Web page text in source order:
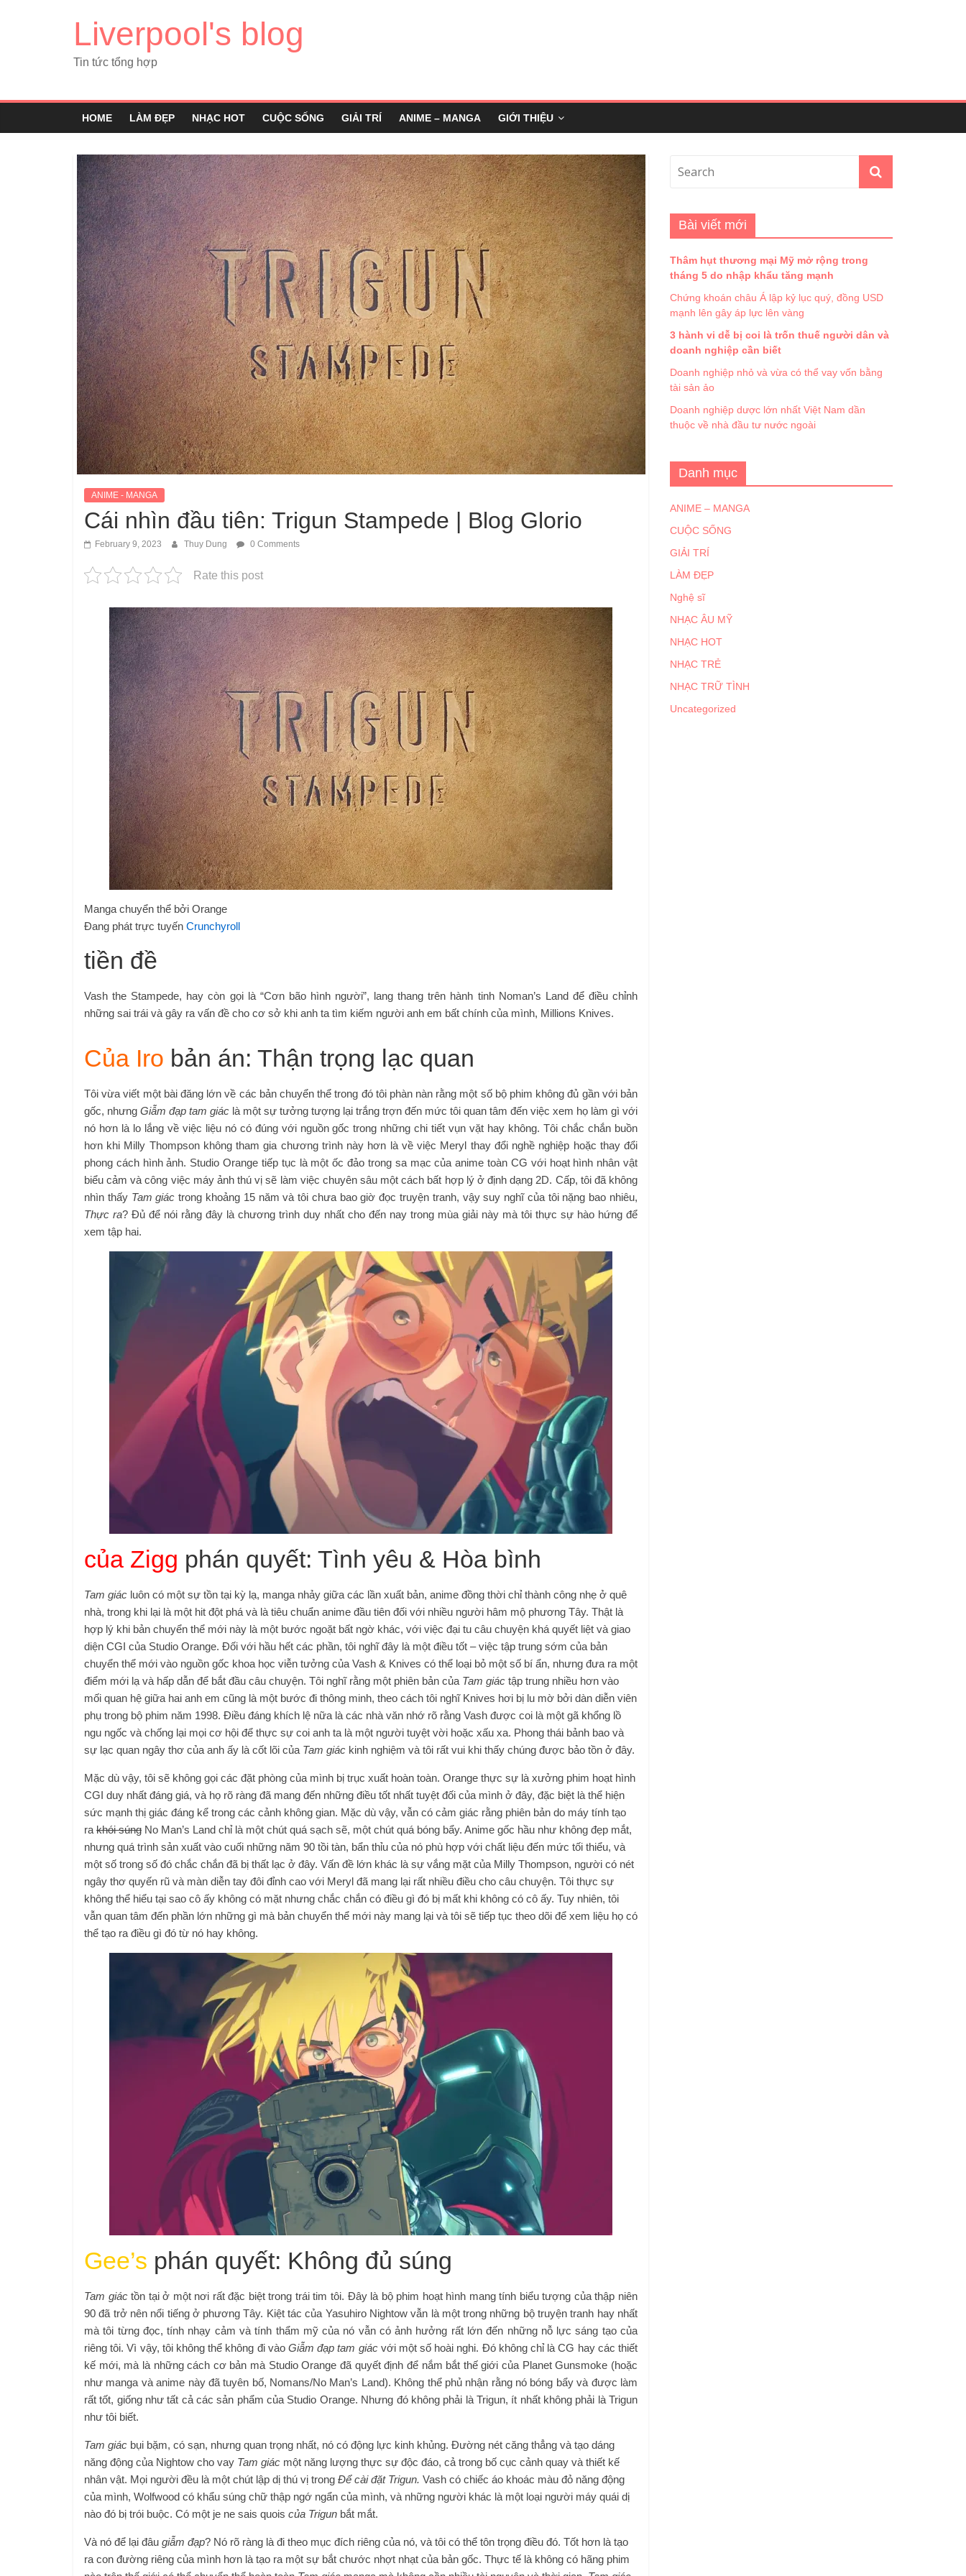
Liverpool's blog
Tin tức tổng hợp
HOME LÀM ĐẸP NHẠC HOT CUỘC SỐNG GIẢI TRÍ ANIME – MANGA GIỚI THIỆU
ANIME - MANGA
Cái nhìn đầu tiên: Trigun Stampede | Blog Glorio
February 9, 2023 Thuy Dung 0 Comments
Rate this post
Manga chuyển thể bởi Orange
Đang phát trực tuyến Crunchyroll
tiền đề
Vash the Stampede, hay còn gọi là “Cơn bão hình người”, lang thang trên hành tinh Noman’s Land để điều chỉnh
những sai trái và gây ra vấn đề cho cơ sở khi anh ta tìm kiếm người anh em bất chính của mình, Millions Knives.
Của Iro bản án: Thận trọng lạc quan
Tôi vừa viết một bài đăng lớn về các bản chuyển thể trong đó tôi phàn nàn rằng một số bộ phim không đủ gần với bản
gốc, nhưng Giẫm đạp tam giác là một sự tưởng tượng lại trắng trợn đến mức tôi quan tâm đến việc xem họ làm gì với
nó hơn là lo lắng về việc liệu nó có đúng với nguồn gốc trong những chi tiết vụn vặt hay không. Tôi chắc chắn buồn
hơn khi Milly Thompson không tham gia chương trình này hơn là về việc Meryl thay đổi nghề nghiệp hoặc thay đổi
phong cách hình ảnh. Studio Orange tiếp tục là một ốc đảo trong sa mạc của anime toàn CG với hoạt hình nhân vật
biểu cảm và công việc máy ảnh thú vị sẽ làm việc chuyên sâu một cách bất hợp lý ở định dạng 2D. Cấp, tôi đã không
nhìn thấy Tam giác trong khoảng 15 năm và tôi chưa bao giờ đọc truyện tranh, vậy suy nghĩ của tôi nặng bao nhiêu,
Thực ra? Đủ để nói rằng đây là chương trình duy nhất cho đến nay trong mùa giải này mà tôi thực sự hào hứng để
xem tập hai.
của Zigg phán quyết: Tình yêu & Hòa bình
Tam giác luôn có một sự tồn tại kỳ lạ, manga nhảy giữa các lần xuất bản, anime đồng thời chỉ thành công nhẹ ở quê
nhà, trong khi lại là một hit đột phá và là tiêu chuẩn anime đầu tiên đối với nhiều người hâm mộ phương Tây. Thật là
hợp lý khi bản chuyển thể mới này là một bước ngoặt bất ngờ khác, với việc đại tu câu chuyện khá quyết liệt và giao
diện CGI của Studio Orange. Đối với hầu hết các phần, tôi nghĩ đây là một điều tốt – việc tập trung sớm của bản
chuyển thể mới vào nguồn gốc khoa học viễn tưởng của Vash & Knives có thể loại bỏ một số bí ẩn, nhưng đưa ra một
điểm mới lạ và hấp dẫn để bắt đầu câu chuyện. Tôi nghĩ rằng một phiên bản của Tam giác tập trung nhiều hơn vào
mối quan hệ giữa hai anh em cũng là một bước đi thông minh, theo cách tôi nghĩ Knives hơi bị lu mờ bởi dàn diễn viên
phụ trong bộ phim năm 1998. Điều đáng khích lệ nữa là các nhà văn nhớ rõ rằng Vash được coi là một gã khổng lồ
ngu ngốc và chống lại mọi cơ hội để thực sự coi anh ta là một người tuyệt vời hoặc xấu xa. Phong thái bảnh bao và
sự lạc quan ngây thơ của anh ấy là cốt lõi của Tam giác kinh nghiệm và tôi rất vui khi thấy chúng được bảo tồn ở đây.
Mặc dù vậy, tôi sẽ không gọi các đặt phòng của mình bị trục xuất hoàn toàn. Orange thực sự là xưởng phim hoạt hình
CGI duy nhất đáng giá, và họ rõ ràng đã mang đến những điều tốt nhất tuyệt đối của mình ở đây, đặc biệt là thể hiện
sức mạnh thị giác đáng kể trong các cảnh không gian. Mặc dù vậy, vẫn có cảm giác rằng phiên bản do máy tính tạo
ra khói súng No Man’s Land chỉ là một chút quá sạch sẽ, một chút quá bóng bẩy. Anime gốc hầu như không đẹp mắt,
nhưng quá trình sản xuất vào cuối những năm 90 tồi tàn, bẩn thỉu của nó phù hợp với chất liệu đến mức tối thiểu, và
một số trong số đó chắc chắn đã bị thất lạc ở đây. Vấn đề lớn khác là sự vắng mặt của Milly Thompson, người có nét
ngây thơ quyến rũ và màn diễn tay đôi đỉnh cao với Meryl đã mang lại rất nhiều điều cho câu chuyện. Tôi thực sự
không thể hiểu tại sao cô ấy không có mặt nhưng chắc chắn có điều gì đó bị mất khi không có cô ấy. Tuy nhiên, tôi
vẫn quan tâm đến phần lớn những gì mà bản chuyển thể mới này mang lại và tôi sẽ tiếp tục theo dõi để xem liệu họ có
thể tạo ra điều gì đó từ nó hay không.
Gee’s phán quyết: Không đủ súng
Tam giáctồn tại ở một nơi rất đặc biệt trong trái tim tôi. Đây là bộ phim hoạt hình mang tính biểu tượng của thập niên
90 đã trở nên nổi tiếng ở phương Tây. Kiệt tác của Yasuhiro Nightow vẫn là một trong những bộ truyện tranh hay nhất
mà tôi từng đọc, tính nhạy cảm và tính thẩm mỹ của nó vẫn có ảnh hưởng rất lớn đến những nỗ lực sáng tạo của
riêng tôi. Vì vậy, tôi không thể không đi vào Giẫm đạp tam giácvới một số hoài nghi. Đó không chỉ là CG hay các thiết
kế mới, mà là những cách cơ bản mà Studio Orange đã quyết định để nắm bắt thế giới của Planet Gunsmoke (hoặc
như manga và anime này đã tuyên bố, Nomans/No Man’s Land). Không thể phủ nhận rằng nó bóng bẩy và được làm
rất tốt, giống như tất cả các sản phẩm của Studio Orange. Nhưng đó không phải là Trigun, ít nhất không phải là Trigun
như tôi biết.
Tam giác bụi bặm, có sạn, nhưng quan trọng nhất, nó có động lực kinh khủng. Đường nét căng thẳng và tạo dáng
năng động của Nightow cho vay Tam giác một năng lượng thực sự độc đáo, cả trong bố cục cảnh quay và thiết kế
nhân vật. Mọi người đều là một chút lập dị thú vị trong Để cài đặt Trigun. Vash có chiếc áo khoác màu đỏ năng động
của mình, Wolfwood có khẩu súng chữ thập ngớ ngẩn của mình, và những người khác là một loại người máy quái dị
nào đó bị trói buộc. Có một je ne sais quois của Trigun bắt mắt.
Và nó để lại đâu giẫm đạp? Nó rõ ràng là đi theo mục đích riêng của nó, và tôi có thể tôn trọng điều đó. Tốt hơn là tạo
ra con đường riêng của mình hơn là tạo ra một sự bắt chước nhợt nhạt của bản gốc. Thực tế là không có hãng phim
Bài viết mới
Thâm hụt thương mại Mỹ mở rộng trong
tháng 5 do nhập khẩu tăng mạnh
Chứng khoán châu Á lập kỷ lục quý, đồng USD
mạnh lên gây áp lực lên vàng
3 hành vi dễ bị coi là trốn thuế người dân và
doanh nghiệp cần biết
Doanh nghiệp nhỏ và vừa có thể vay vốn bằng
tài sản ảo
Doanh nghiệp dược lớn nhất Việt Nam dần
thuộc về nhà đầu tư nước ngoài
Danh mục
ANIME – MANGA
CUỘC SỐNG
GIẢI TRÍ
LÀM ĐẸP
Nghệ sĩ
NHẠC ÂU MỸ
NHẠC HOT
NHẠC TRẺ
NHẠC TRỮ TÌNH
Uncategorized